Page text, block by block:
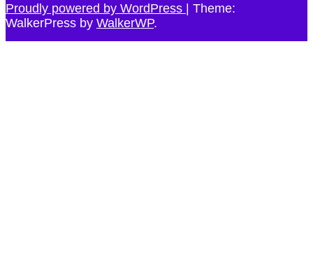
Proudly powered by WordPress | Theme:
WalkerPress by WalkerWP.